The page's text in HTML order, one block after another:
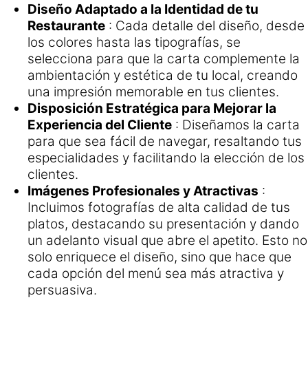
Diseño Adaptado a la Identidad de tu
Restaurante : Cada detalle del diseño, desde
los colores hasta las tipografías, se
selecciona para que la carta complemente la
ambientación y estética de tu local, creando
una impresión memorable en tus clientes.
Disposición Estratégica para Mejorar la
Experiencia del Cliente : Diseñamos la carta
para que sea fácil de navegar, resaltando tus
especialidades y facilitando la elección de los
clientes.
Imágenes Profesionales y Atractivas :
Incluimos fotografías de alta calidad de tus
platos, destacando su presentación y dando
un adelanto visual que abre el apetito. Esto no
solo enriquece el diseño, sino que hace que
cada opción del menú sea más atractiva y
persuasiva.